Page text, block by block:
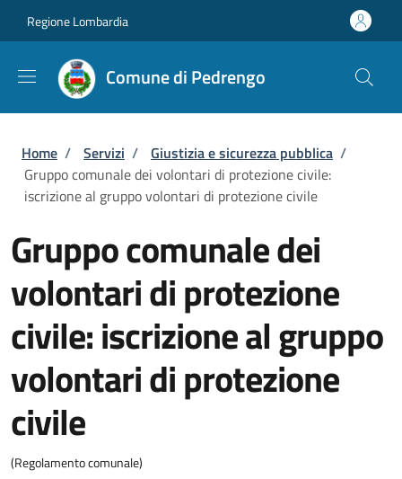
Regione Lombardia
Comune di Pedrengo
Briciole di pane
Home / Servizi / Giustizia e sicurezza pubblica /
Gruppo comunale dei volontari di protezione civile:
iscrizione al gruppo volontari di protezione civile
Gruppo comunale dei
volontari di protezione
civile: iscrizione al gruppo
volontari di protezione
civile
(Regolamento comunale)